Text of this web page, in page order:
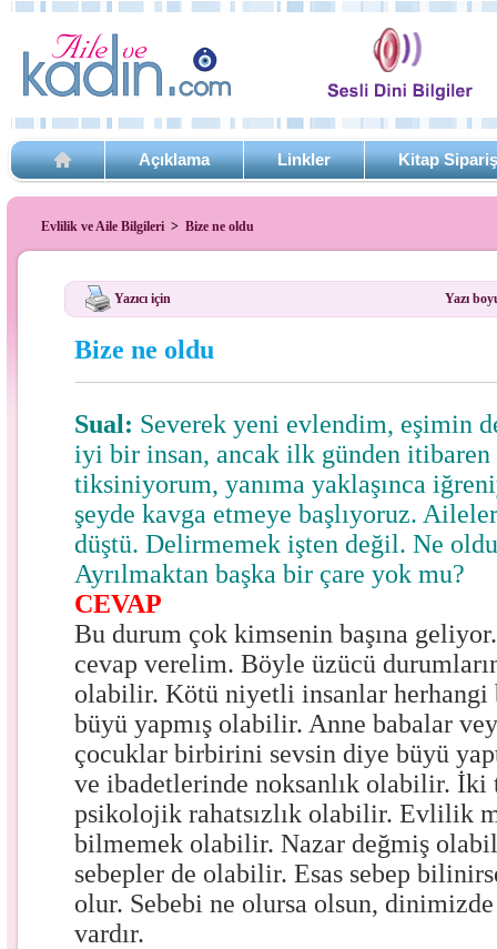
Açıklama Linkler Kitap
Evlilik ve Aile Bilgileri > Bize ne oldu
Yazıcı için Yazı
Bize ne oldu
Sual: Severek yeni evlendim, eşimin
iyi bir insan, ancak ilk günden itibaren
tiksiniyorum, yanıma yaklaşınca
şeyde kavga etmeye başlıyoruz.
düştü. Delirmemek işten değil. Ne
Ayrılmaktan başka bir çare yok mu?
CEVAP
Bu durum çok kimsenin başına
cevap verelim. Böyle üzücü
olabilir. Kötü niyetli insanlar herhangi
büyü yapmış olabilir. Anne babalar
çocuklar birbirini sevsin diye büyü
ve ibadetlerinde noksanlık olabilir. İki
psikolojik rahatsızlık olabilir. Evlilik
bilmemek olabilir. Nazar değmiş
sebepler de olabilir. Esas sebep
olur. Sebebi ne olursa olsun,
vardır.